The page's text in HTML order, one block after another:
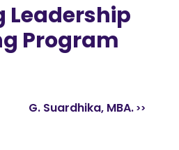
Leadership
Program
G. Suardhika, MBA.